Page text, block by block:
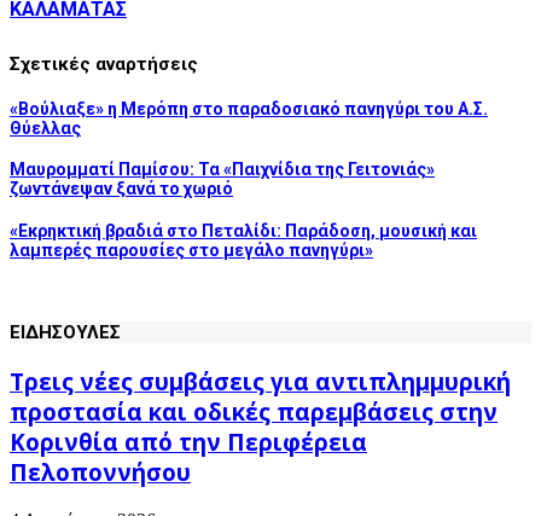
ΚΑΛΑΜΑΤΑΣ
Σχετικές αναρτήσεις
«Βούλιαξε» η Μερόπη στο παραδοσιακό πανηγύρι του Α.Σ.
Θύελλας
Μαυρομματί Παμίσου: Τα «Παιχνίδια της Γειτονιάς»
ζωντάνεψαν ξανά το χωριό
«Εκρηκτική βραδιά στο Πεταλίδι: Παράδοση, μουσική και
λαμπερές παρουσίες στο μεγάλο πανηγύρι»
ΕΙΔΗΣΟΥΛΕΣ
Τρεις νέες συμβάσεις για αντιπλημμυρική
προστασία και οδικές παρεμβάσεις στην
Κορινθία από την Περιφέρεια
Πελοποννήσου